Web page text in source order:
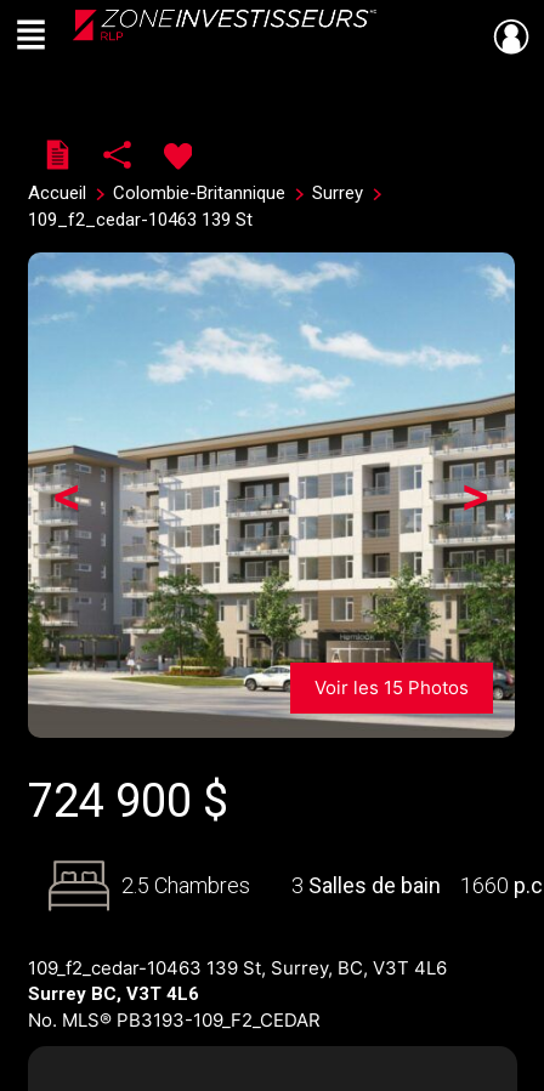
Live
En Direct
Menu
Accueil Colombie-Britannique
Surrey
109_f2_cedar-10463 139 St
>
<
Voir les 15 Photos
724 900 $
2.5 Chambres 3 Salles de bain 1660
109_f2_cedar-10463 139 St, Surrey, BC, V3T 4L6
Surrey BC, V3T 4L6
No. MLS® PB3193-109_F2_CEDAR